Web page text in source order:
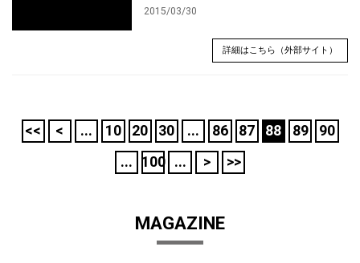
2015/03/30
詳細はこちら（外部サイト）
<< < ... 10 20 30 ... 86 87 88 89
90
...
100 ... > >>
MAGAZINE